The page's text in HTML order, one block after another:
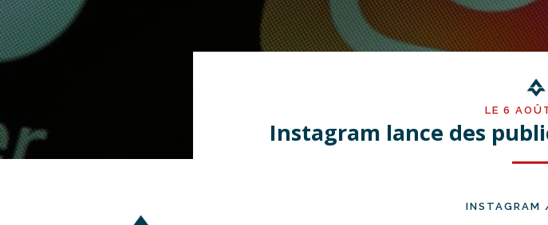
LE 6
Instagram lance des
INSTAGRAM